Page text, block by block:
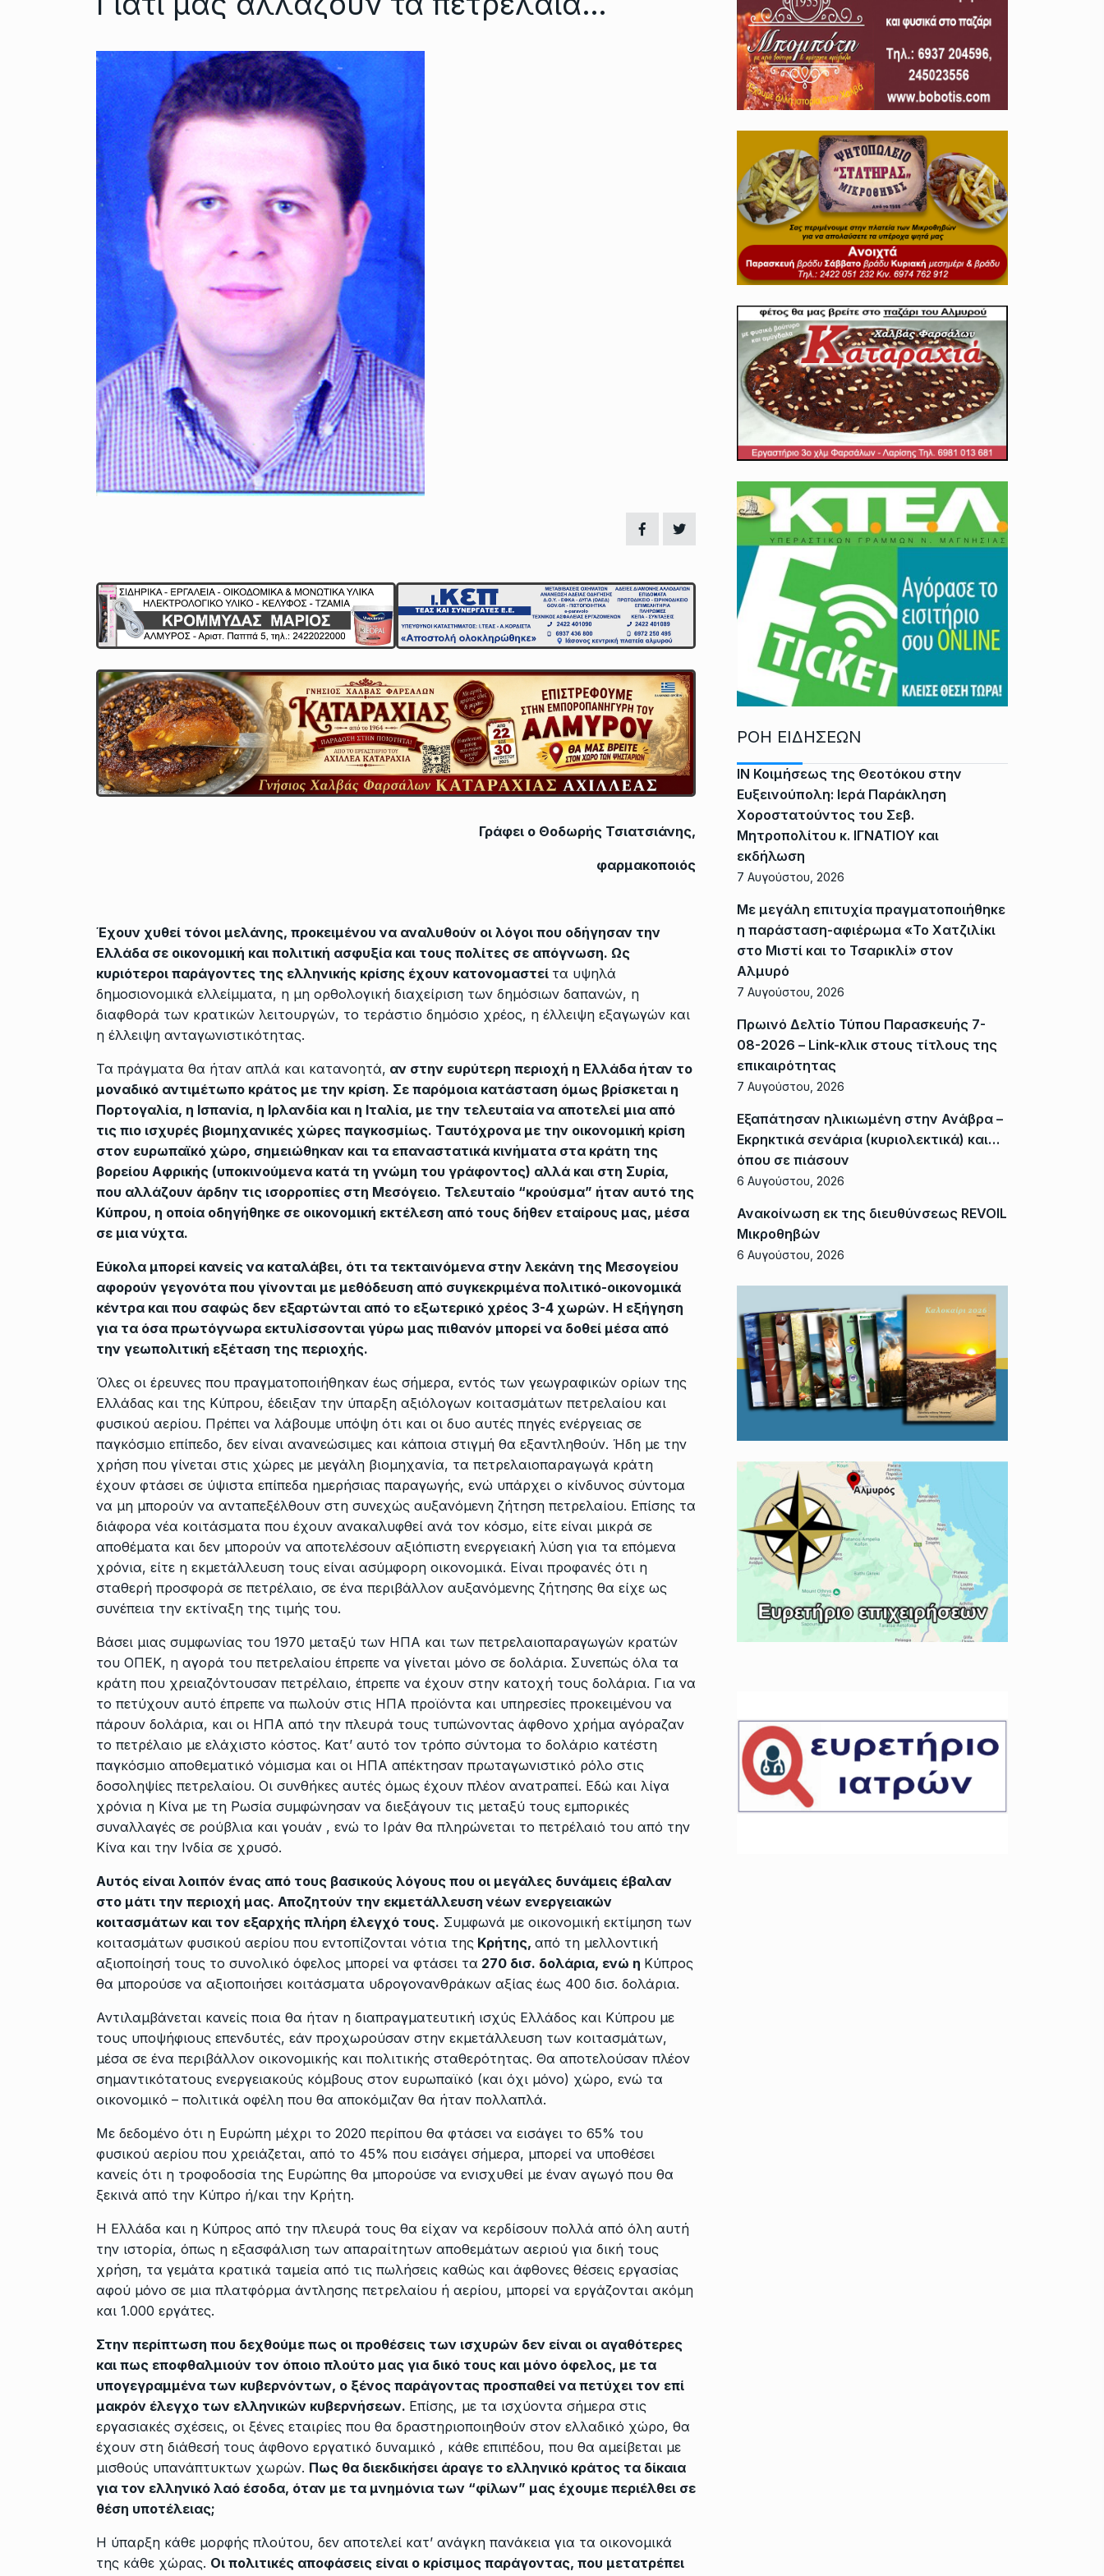
Γράφει ο Θοδωρής Τσιατσιάνης,
φαρμακοποιός
Έχουν χυθεί τόνοι μελάνης, προκειμένου να αναλυθούν οι λόγοι που οδήγησαν την
Ελλάδα σε οικονομική και πολιτική ασφυξία και τους πολίτες σε απόγνωση. Ως
κυριότεροι παράγοντες της ελληνικής κρίσης έχουν κατονομαστεί τα υψηλά
δημοσιονομικά ελλείμματα, η μη ορθολογική διαχείριση των δημόσιων δαπανών, η
διαφθορά των κρατικών λειτουργών, το τεράστιο δημόσιο χρέος, η έλλειψη εξαγωγών και
η έλλειψη ανταγωνιστικότητας.
Τα πράγματα θα ήταν απλά και κατανοητά, αν στην ευρύτερη περιοχή η Ελλάδα ήταν το
μοναδικό αντιμέτωπο κράτος με την κρίση. Σε παρόμοια κατάσταση όμως βρίσκεται η
Πορτογαλία, η Ισπανία, η Ιρλανδία και η Ιταλία, με την τελευταία να αποτελεί μια από
τις πιο ισχυρές βιομηχανικές χώρες παγκοσμίως. Ταυτόχρονα με την οικονομική κρίση
στον ευρωπαϊκό χώρο, σημειώθηκαν και τα επαναστατικά κινήματα στα κράτη της
βορείου Αφρικής (υποκινούμενα κατά τη γνώμη του γράφοντος) αλλά και στη Συρία,
που αλλάζουν άρδην τις ισορροπίες στη Μεσόγειο. Τελευταίο “κρούσμα” ήταν αυτό της
Κύπρου, η οποία οδηγήθηκε σε οικονομική εκτέλεση από τους δήθεν εταίρους μας, μέσα
σε μια νύχτα.
Εύκολα μπορεί κανείς να καταλάβει, ότι τα τεκταινόμενα στην λεκάνη της Μεσογείου
αφορούν γεγονότα που γίνονται με μεθόδευση από συγκεκριμένα πολιτικό-οικονομικά
κέντρα και που σαφώς δεν εξαρτώνται από το εξωτερικό χρέος 3-4 χωρών. Η εξήγηση
για τα όσα πρωτόγνωρα εκτυλίσσονται γύρω μας πιθανόν μπορεί να δοθεί μέσα από
την γεωπολιτική εξέταση της περιοχής.
Όλες οι έρευνες που πραγματοποιήθηκαν έως σήμερα, εντός των γεωγραφικών ορίων της
Ελλάδας και της Κύπρου, έδειξαν την ύπαρξη αξιόλογων κοιτασμάτων πετρελαίου και
φυσικού αερίου. Πρέπει να λάβουμε υπόψη ότι και οι δυο αυτές πηγές ενέργειας σε
παγκόσμιο επίπεδο, δεν είναι ανανεώσιμες και κάποια στιγμή θα εξαντληθούν. Ήδη με την
χρήση που γίνεται στις χώρες με μεγάλη βιομηχανία, τα πετρελαιοπαραγωγά κράτη
έχουν φτάσει σε ύψιστα επίπεδα ημερήσιας παραγωγής, ενώ υπάρχει ο κίνδυνος σύντομα
να μη μπορούν να ανταπεξέλθουν στη συνεχώς αυξανόμενη ζήτηση πετρελαίου. Επίσης τα
διάφορα νέα κοιτάσματα που έχουν ανακαλυφθεί ανά τον κόσμο, είτε είναι μικρά σε
αποθέματα και δεν μπορούν να αποτελέσουν αξιόπιστη ενεργειακή λύση για τα επόμενα
χρόνια, είτε η εκμετάλλευση τους είναι ασύμφορη οικονομικά. Είναι προφανές ότι η
σταθερή προσφορά σε πετρέλαιο, σε ένα περιβάλλον αυξανόμενης ζήτησης θα είχε ως
συνέπεια την εκτίναξη της τιμής του.
Βάσει μιας συμφωνίας του 1970 μεταξύ των ΗΠΑ και των πετρελαιοπαραγωγών κρατών
του ΟΠΕΚ, η αγορά του πετρελαίου έπρεπε να γίνεται μόνο σε δολάρια. Συνεπώς όλα τα
κράτη που χρειαζόντουσαν πετρέλαιο, έπρεπε να έχουν στην κατοχή τους δολάρια. Για να
το πετύχουν αυτό έπρεπε να πωλούν στις ΗΠΑ προϊόντα και υπηρεσίες προκειμένου να
πάρουν δολάρια, και οι ΗΠΑ από την πλευρά τους τυπώνοντας άφθονο χρήμα αγόραζαν
το πετρέλαιο με ελάχιστο κόστος. Κατ’ αυτό τον τρόπο σύντομα το δολάριο κατέστη
παγκόσμιο αποθεματικό νόμισμα και οι ΗΠΑ απέκτησαν πρωταγωνιστικό ρόλο στις
δοσοληψίες πετρελαίου. Οι συνθήκες αυτές όμως έχουν πλέον ανατραπεί. Εδώ και λίγα
χρόνια η Κίνα με τη Ρωσία συμφώνησαν να διεξάγουν τις μεταξύ τους εμπορικές
συναλλαγές σε ρούβλια και γουάν , ενώ το Ιράν θα πληρώνεται το πετρέλαιό του από την
Κίνα και την Ινδία σε χρυσό.
Αυτός είναι λοιπόν ένας από τους βασικούς λόγους που οι μεγάλες δυνάμεις έβαλαν
στο μάτι την περιοχή μας. Αποζητούν την εκμετάλλευση νέων ενεργειακών
κοιτασμάτων και τον εξαρχής πλήρη έλεγχό τους. Συμφωνά με οικονομική εκτίμηση των
κοιτασμάτων φυσικού αερίου που εντοπίζονται νότια της Κρήτης, από τη μελλοντική
αξιοποίησή τους το συνολικό όφελος μπορεί να φτάσει τα 270 δισ. δολάρια, ενώ η Κύπρος
θα μπορούσε να αξιοποιήσει κοιτάσματα υδρογονανθράκων αξίας έως 400 δισ. δολάρια.
Αντιλαμβάνεται κανείς ποια θα ήταν η διαπραγματευτική ισχύς Ελλάδος και Κύπρου με
τους υποψήφιους επενδυτές, εάν προχωρούσαν στην εκμετάλλευση των κοιτασμάτων,
μέσα σε ένα περιβάλλον οικονομικής και πολιτικής σταθερότητας. Θα αποτελούσαν πλέον
σημαντικότατους ενεργειακούς κόμβους στον ευρωπαϊκό (και όχι μόνο) χώρο, ενώ τα
οικονομικό – πολιτικά οφέλη που θα αποκόμιζαν θα ήταν πολλαπλά.
Με δεδομένο ότι η Ευρώπη μέχρι το 2020 περίπου θα φτάσει να εισάγει το 65% του
φυσικού αερίου που χρειάζεται, από το 45% που εισάγει σήμερα, μπορεί να υποθέσει
κανείς ότι η τροφοδοσία της Ευρώπης θα μπορούσε να ενισχυθεί με έναν αγωγό που θα
ξεκινά από την Κύπρο ή/και την Κρήτη.
Η Ελλάδα και η Κύπρος από την πλευρά τους θα είχαν να κερδίσουν πολλά από όλη αυτή
την ιστορία, όπως η εξασφάλιση των απαραίτητων αποθεμάτων αεριού για δική τους
χρήση, τα γεμάτα κρατικά ταμεία από τις πωλήσεις καθώς και άφθονες θέσεις εργασίας
αφού μόνο σε μια πλατφόρμα άντλησης πετρελαίου ή αερίου, μπορεί να εργάζονται ακόμη
και 1.000 εργάτες.
Στην περίπτωση που δεχθούμε πως οι προθέσεις των ισχυρών δεν είναι οι αγαθότερες
και πως εποφθαλμιούν τον όποιο πλούτο μας για δικό τους και μόνο όφελος, με τα
υπογεγραμμένα των κυβερνόντων, ο ξένος παράγοντας προσπαθεί να πετύχει τον επί
μακρόν έλεγχο των ελληνικών κυβερνήσεων. Επίσης, με τα ισχύοντα σήμερα στις
εργασιακές σχέσεις, οι ξένες εταιρίες που θα δραστηριοποιηθούν στον ελλαδικό χώρο, θα
έχουν στη διάθεσή τους άφθονο εργατικό δυναμικό , κάθε επιπέδου, που θα αμείβεται με
μισθούς υπανάπτυκτων χωρών. Πως θα διεκδικήσει άραγε το ελληνικό κράτος τα δίκαια
για τον ελληνικό λαό έσοδα, όταν με τα μνημόνια των “φίλων” μας έχουμε περιέλθει σε
θέση υποτέλειας;
Η ύπαρξη κάθε μορφής πλούτου, δεν αποτελεί κατ’ ανάγκη πανάκεια για τα οικονομικά
της κάθε χώρας. Οι πολιτικές αποφάσεις είναι ο κρίσιμος παράγοντας, που μετατρέπει
ΡΟΗ ΕΙΔΗΣΕΩΝ
ΙΝ Κοιμήσεως της Θεοτόκου στην
Ευξεινούπολη: Ιερά Παράκληση
Χοροστατούντος του Σεβ.
Μητροπολίτου κ. ΙΓΝΑΤΙΟΥ και
εκδήλωση
7 Αυγούστου, 2026
Με μεγάλη επιτυχία πραγματοποιήθηκε
η παράσταση-αφιέρωμα «Το Χατζιλίκι
στο Μιστί και το Τσαρικλί» στον
Αλμυρό
7 Αυγούστου, 2026
Πρωινό Δελτίο Τύπου Παρασκευής 7-
08-2026 – Link-κλικ στους τίτλους της
επικαιρότητας
7 Αυγούστου, 2026
Εξαπάτησαν ηλικιωμένη στην Ανάβρα –
Εκρηκτικά σενάρια (κυριολεκτικά) και…
όπου σε πιάσουν
6 Αυγούστου, 2026
Ανακοίνωση εκ της διευθύνσεως REVOIL
Μικροθηβών
6 Αυγούστου, 2026